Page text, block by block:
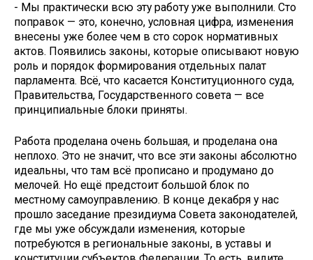
- Мы практически всю эту работу уже выполнили. Сто
поправок — это, конечно, условная цифра, изменения
внесены уже более чем в сто сорок нормативных
актов. Появились законы, которые описывают новую
роль и порядок формирования отдельных палат
парламента. Всё, что касается Конституционного суда,
Правительства, Государственного совета — все
принципиальные блоки приняты.
Работа проделана очень большая, и проделана она
неплохо. Это не значит, что все эти законы абсолютно
идеальны, что там всё прописано и продумано до
мелочей. Но ещё предстоит большой блок по
местному самоуправлению. В конце декабря у нас
прошло заседание президиума Совета законодателей,
где мы уже обсуждали изменения, которые
потребуются в региональные законы, в уставы и